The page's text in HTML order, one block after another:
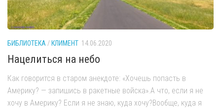
БИБЛИОТЕКА / КЛИМЕНТ 14.06.2020
Нацелиться на небо
Как говорится в старом анекдоте: «Хочешь попасть в
Америку? — запишись в ракетные войска».А что, если я не
хочу в Америку? Если я не знаю, куда хочу?Вообще, куда я